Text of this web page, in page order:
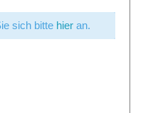
sich bitte hieran.